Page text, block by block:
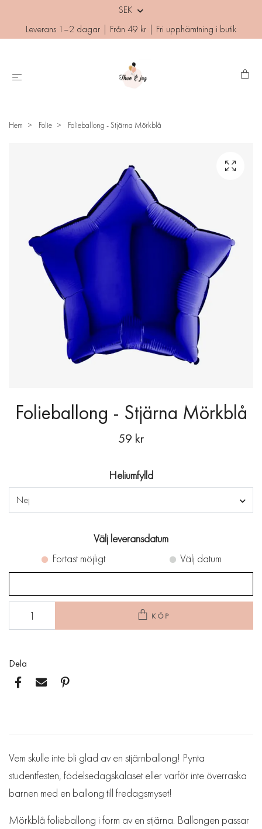
SEK
Leverans 1–2 dagar | Från 49 kr | Fri upphämtning i butik
Hem Folie Folieballong - Stjärna Mörkblå
Folieballong - Stjärna Mörkblå
59 kr
Heliumfylld
Nej
Välj leveransdatum
Fortast möjligt
Välj datum
KÖP
Dela
Vem skulle inte bli glad av en stjärnballong! Pynta
studentfesten, födelsedagskalaset eller varför inte överraska
barnen med en ballong till fredagsmyset!
Mörkblå folieballong i form av en stjärna. Ballongen passar